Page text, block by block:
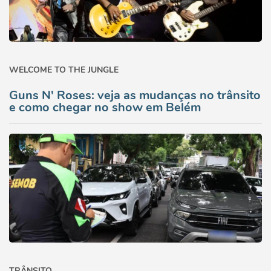
WELCOME TO THE JUNGLE
Guns N' Roses: veja as mudanças no trânsito
e como chegar no show em Belém